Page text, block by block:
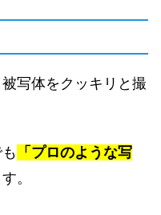
写体をクッキリと撮
「プロのような写
。